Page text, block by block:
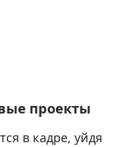
проекты
в кадре, уйдя